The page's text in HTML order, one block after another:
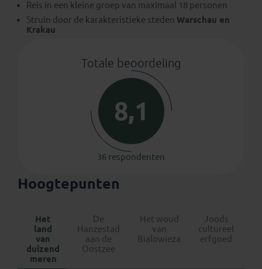
Reis in een kleine groep van maximaal 18 personen
Struin door de karakteristieke steden Warschau en
Krakau
Totale beoordeling
8,1
36 respondenten
Hoogtepunten
Het
land
van
duizend
meren
De
Hanzestad
aan de
Oostzee
Het woud
van
Bialowieza
Joods
cultureel
erfgoed